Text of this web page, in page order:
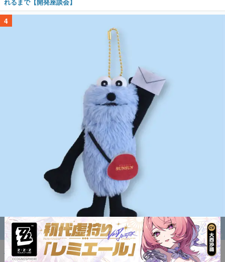
れるまで【開発座談会】
4
パペットスンスンの郵便局限定グッズが登場。お手紙を持ったスンスンの